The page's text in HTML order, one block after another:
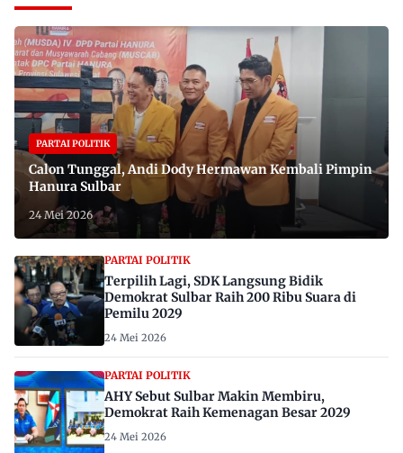
PARTAI POLITIK
Calon Tunggal, Andi Dody Hermawan Kembali Pimpin
Hanura Sulbar
24 Mei 2026
PARTAI POLITIK
Terpilih Lagi, SDK Langsung Bidik
Demokrat Sulbar Raih 200 Ribu Suara di
Pemilu 2029
24 Mei 2026
PARTAI POLITIK
AHY Sebut Sulbar Makin Membiru,
Demokrat Raih Kemenagan Besar 2029
24 Mei 2026